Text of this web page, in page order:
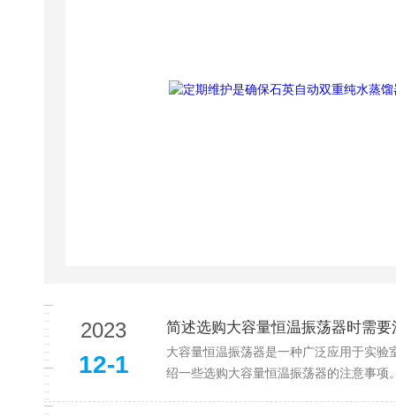
2023
12-1
简述选购大容量恒温振荡器时需要
大容量恒温振荡器是一种广泛应用于实验室
绍一些选购大容量恒温振荡器的注意事项。